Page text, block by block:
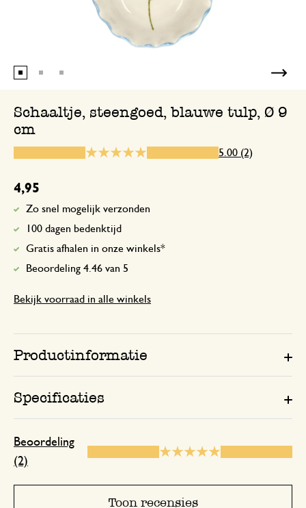
Schaaltje, steengoed, blauwe tulp, Ø 9
cm
5.00 (2)
4,95
Zo snel mogelijk verzonden
100 dagen bedenktijd
Gratis afhalen in onze winkels*
Beoordeling 4.46 van 5
Bekijk voorraad in alle winkels
Productinformatie
Specificaties
Beoordeling
(2)
Toon recensies
5 mei 2025
Heel fijntjes
12 mei 2025